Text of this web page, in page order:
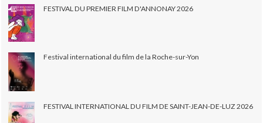
FESTIVAL DU PREMIER FILM D'ANNONAY 2026
Festival international du film de la Roche-sur-Yon
FESTIVAL INTERNATIONAL DU FILM DE SAINT-JEAN-DE-LUZ 2026